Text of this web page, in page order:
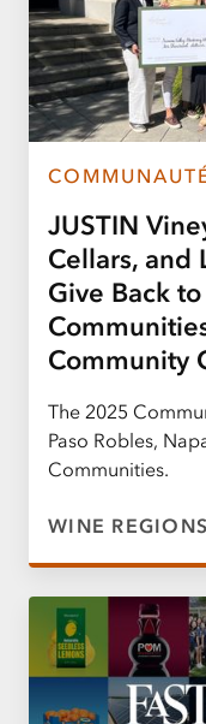
JUSTIN
Cellars, and
Give Back
Community
The 2025
Paso Robles,
Communities.
WINE